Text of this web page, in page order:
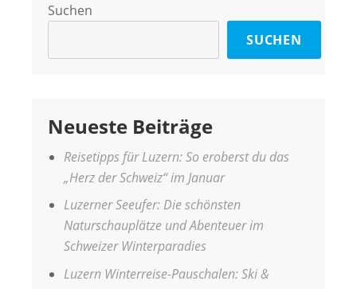
Suchen
SUCHEN
Neueste Beiträge
Reisetipps für Luzern: So eroberst du das
„Herz der Schweiz“ im Januar
Luzerner Seeufer: Die schönsten
Naturschauplätze und Abenteuer im
Schweizer Winterparadies
Luzern Winterreise-Pauschalen: Ski &